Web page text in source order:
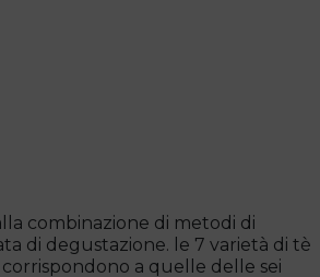
combinazione di metodi di
di degustazione. le 7 varietà di tè
a quelle delle sei